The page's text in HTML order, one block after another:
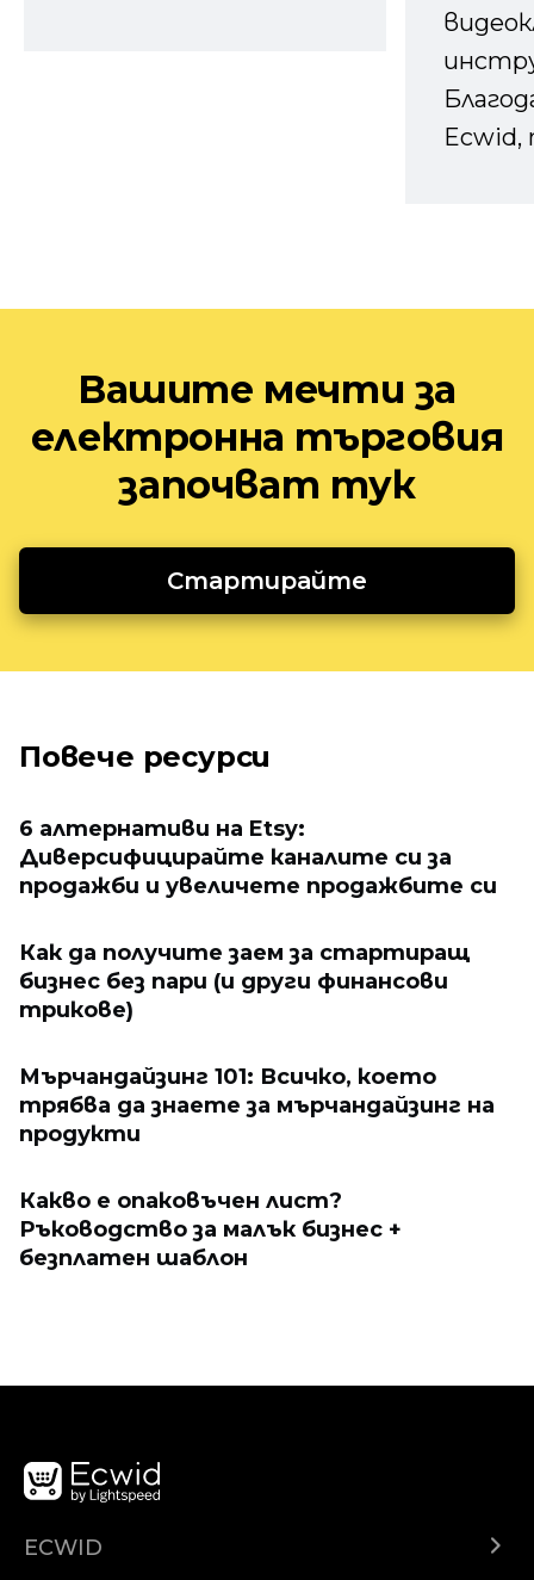
Ecwid,
Вашите мечти за
електронна търговия
започват тук
Стартирайте
Повече ресурси
6 алтернативи на Etsy:
Диверсифицирайте каналите си за
продажби и увеличете продажбите си
Как да получите заем за стартиращ
бизнес без пари (и други финансови
трикове)
Мърчандайзинг 101: Всичко, което
трябва да знаете за мърчандайзинг на
продукти
Какво е опаковъчен лист?
Ръководство за малък бизнес +
безплатен шаблон
ECWID